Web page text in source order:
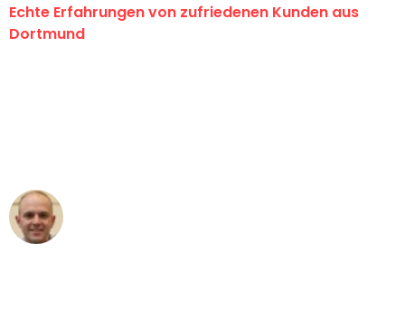
Echte Erfahrungen von zufriedenen Kunden aus
Dortmund